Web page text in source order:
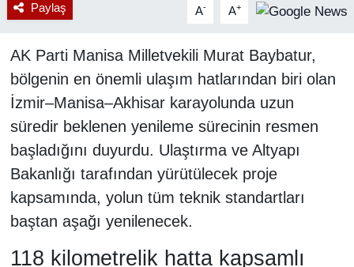
Paylaş A- A+
AK Parti Manisa Milletvekili Murat Baybatur,
bölgenin en önemli ulaşım hatlarından biri olan
İzmir–Manisa–Akhisar karayolunda uzun
süredir beklenen yenileme sürecinin resmen
başladığını duyurdu. Ulaştırma ve Altyapı
Bakanlığı tarafından yürütülecek proje
kapsamında, yolun tüm teknik standartları
baştan aşağı yenilenecek.
118 kilometrelik hatta kapsamlı